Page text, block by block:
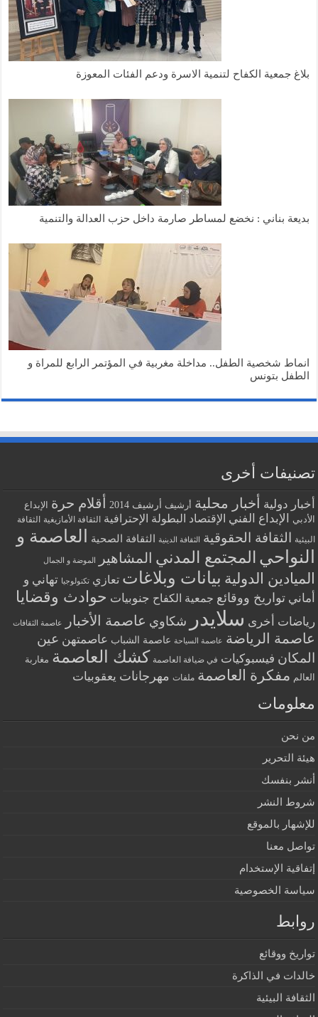
بلاغ جمعية الكفاح لتنمية الاسرة ودعم الفئات المعوزة
بديعة بناني : نخضع لمساطر صارمة داخل حزب العدالة والتنمية
انماط شخصية الطفل.. مداخلة مغربية في المؤتمر الرابع للمراة و
الطفل بتونس
تصنيفات أخرى
أخبار دولية أخبار محلية أرشيف أرشيف 2014 أقلام حرة
الإبداع
الأدبي
الإبداع الفني الإقتصاد البطولة الإحترافية الثقافة الأمازيغية الثقافة
البيئية الثقافة الحقوقية الثقافة الدينية الثقافة الصحية
العاصمة و
النواحي المجتمع المدني المشاهير الموضة و الجمال
الميادين الدولية بيانات وبلاغات تعازي تكنولوجيا تهاني و
أماني تواريخ ووقائع جمعية الكفاح جنوبيات حوادث وقضايا
رياضات أخرى سلايدر شكاوي عاصمة الأخبار عاصمة الثقافات
عاصمة الرياضة عاصمة السياحة عاصمة الشباب عاصمتهن عين
المكان فيسبوكيات في ضيافة العاصمة كشك العاصمة مغاربة
العالم مفكرة العاصمة ملفات مهرجانات يعقوبيات
معلومات
من نحن
هيئة التحرير
أنشر بنفسك
شروط النشر
للإشهار بالموقع
تواصل معنا
إتفاقية الإستخدام
سياسة الخصوصية
روابط
تواريخ ووقائع
خالدات في الذاكرة
الثقافة البيئية